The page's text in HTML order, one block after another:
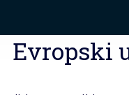
Evropski